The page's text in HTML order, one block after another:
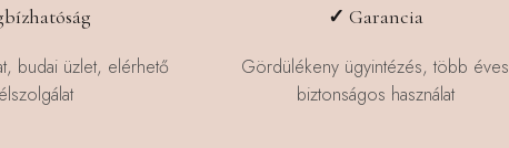
budai üzlet, elérhető
✓ Garancia
Gördülékeny ügyintézés, több éves
biztonságos használat